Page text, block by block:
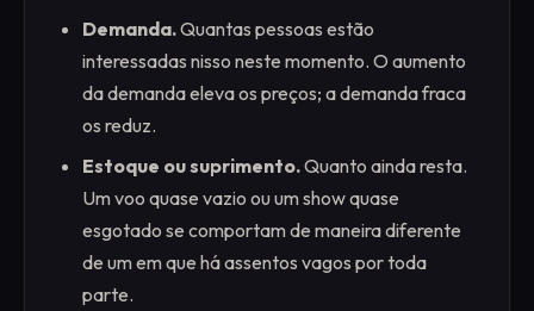
Demanda.Quantas pessoas estão
interessadas nisso neste momento. O aumento
da demanda eleva os preços; a demanda fraca
os reduz.
Estoque ou suprimento.Quanto ainda resta.
Um voo quase vazio ou um show quase
esgotado se comportam de maneira diferente
de um em que há assentos vagos por toda
parte.